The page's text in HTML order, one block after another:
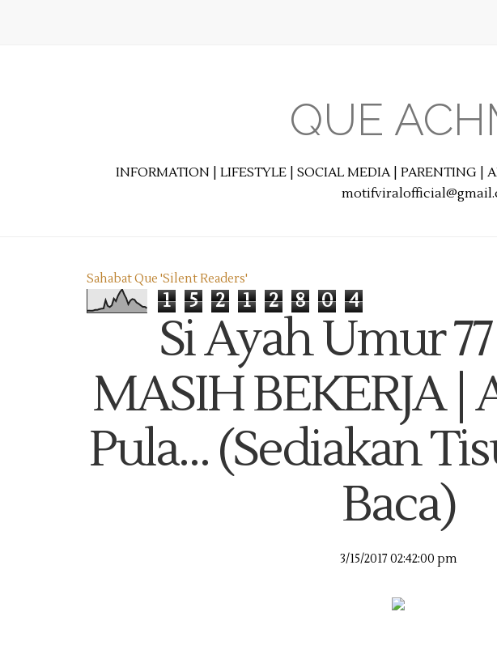
QUE
INFORMATION | LIFESTYLE | SOCIAL MEDIA | PARENTING |
Sahabat Que 'Silent Readers'
1 5 2 1 2 8 0 4
Si Ayah Umur
MASIH BEKERJA |
Pula… (Sediakan
Baca)
3/15/2017 02:42:00 pm